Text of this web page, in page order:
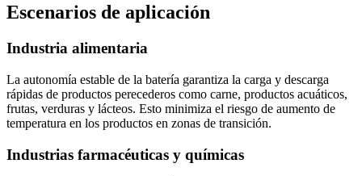
Escenarios de aplicación
Industria alimentaria
La autonomía estable de la batería garantiza la carga y descarga
rápidas de productos perecederos como carne, productos acuáticos,
frutas, verduras y lácteos. Esto minimiza el riesgo de aumento de
temperatura en los productos en zonas de transición.
Industrias farmacéuticas y químicas